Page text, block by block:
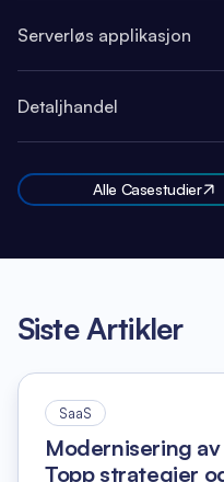
Serverløs applikasjon
Detaljhandel
Alle Casestudier
Siste Artikler
SaaS
Modernisering
Topp strategier